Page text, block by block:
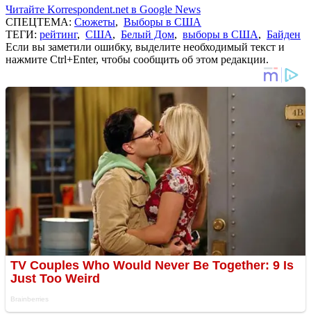
Читайте Korrespondent.net в Google News
СПЕЦТЕМА: Сюжеты, Выборы в США
ТЕГИ: рейтинг, США, Белый Дом, выборы в США, Байден
Если вы заметили ошибку, выделите необходимый текст и
нажмите Ctrl+Enter, чтобы сообщить об этом редакции.